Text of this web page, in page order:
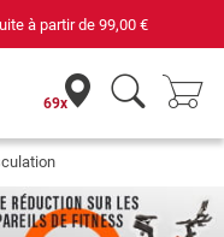
à partir de 99,00 €
69x